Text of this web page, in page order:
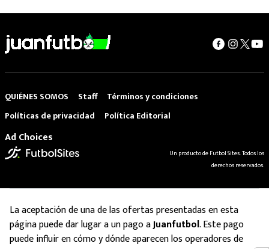
QUIÉNES SOMOS Staff
Términos y condiciones
Políticas de privacidad
Política Editorial
Ad Choices
Un producto de Futbol Sites. Todos los
derechos reservados.
La aceptación de una de las ofertas presentadas en esta
página puede dar lugar a un pago aJuanfutbol. Este pago
puede influir en cómo y dónde aparecen los operadores de